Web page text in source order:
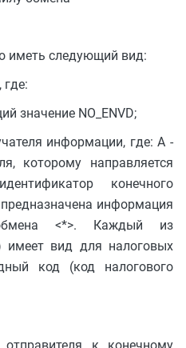
иметь следующий вид:
где:
значение NO_ENVD;
информации, где: A -
которому направляется
конечного
информация
<*>. Каждый из
имеет вид для налоговых
код (код налогового